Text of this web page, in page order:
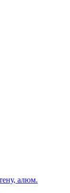
алюм.